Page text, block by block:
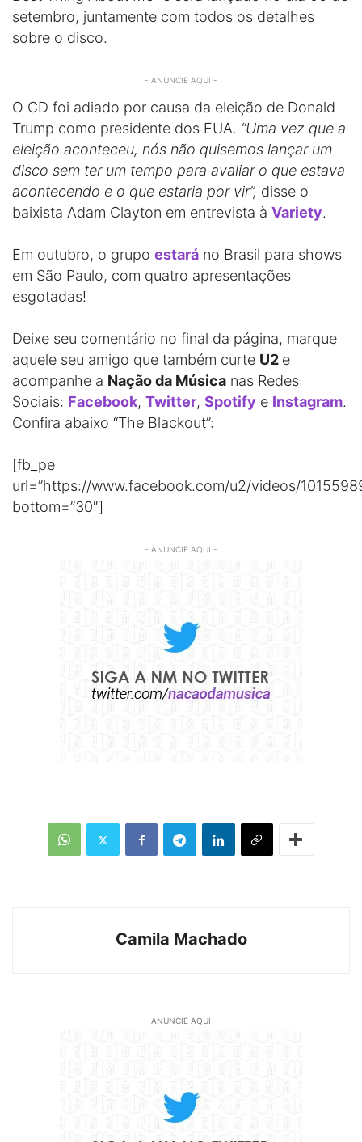
setembro, juntamente com todos os detalhes
sobre o disco.
- ANUNCIE AQUI -
O CD foi adiado por causa da eleição de Donald
Trump como presidente dos EUA. “Uma vez que a
eleição aconteceu, nós não quisemos lançar um
disco sem ter um tempo para avaliar o que estava
acontecendo e o que estaria por vir”, disse o
baixista Adam Clayton em entrevista à Variety.
Em outubro, o grupo estará no Brasil para shows
em São Paulo, com quatro apresentações
esgotadas!
Deixe seu comentário no final da página, marque
aquele seu amigo que também curte U2 e
acompanhe a Nação da Música nas Redes
Sociais: Facebook, Twitter, Spotify e Instagram.
Confira abaixo “The Blackout”:
[fb_pe
url=”https://www.facebook.com/u2/videos/
bottom=”30″]
- ANUNCIE AQUI -
Camila Machado
- ANUNCIE AQUI -